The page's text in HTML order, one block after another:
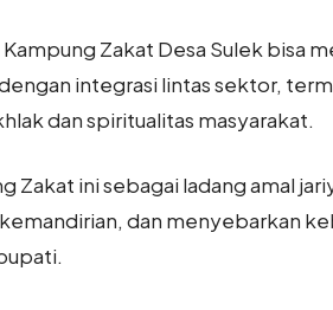
Zakat Desa Sulek bisa
integrasi lintas sektor,
dan spiritualitas masyarakat.
Zakat ini sebagai ladang amal
dan menyebarkan